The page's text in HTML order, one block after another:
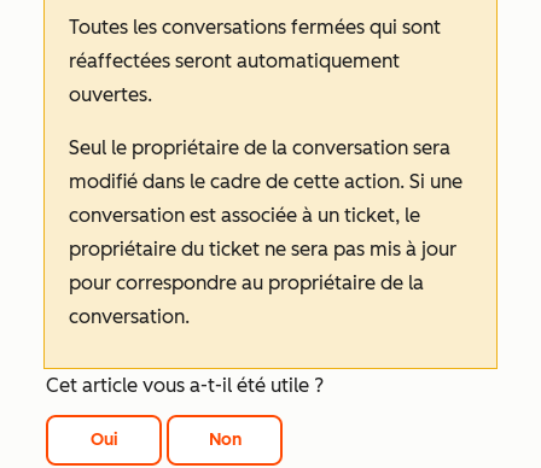
Toutes les conversations fermées qui sont
réaffectées seront automatiquement
ouvertes.
Seul le propriétaire de la conversation sera
modifié dans le cadre de cette action. Si une
conversation est associée à un ticket, le
propriétaire du ticket ne sera pas mis à jour
pour correspondre au propriétaire de la
conversation.
Cet article vous a-t-il été utile ?
Oui Non